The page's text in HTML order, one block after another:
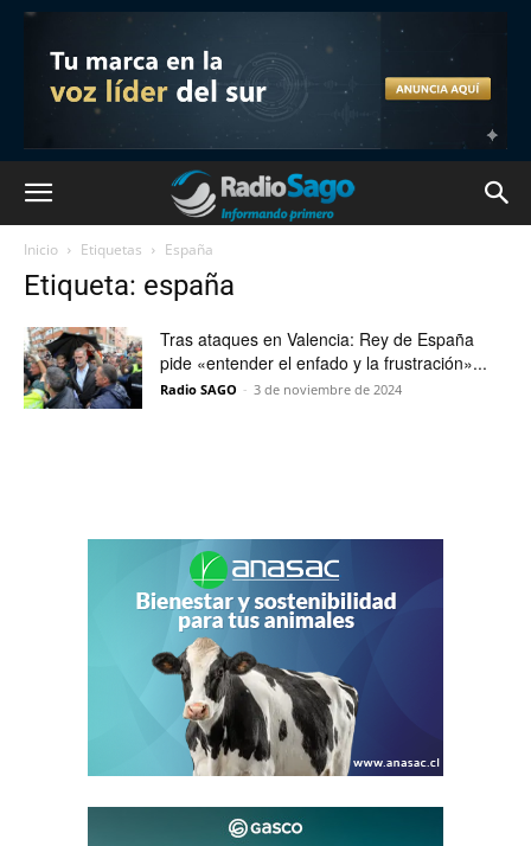
Inicio Etiquetas España
Etiqueta: españa
Tras ataques en Valencia: Rey de España
pide «entender el enfado y la frustración»...
Radio SAGO - 3 de noviembre de 2024